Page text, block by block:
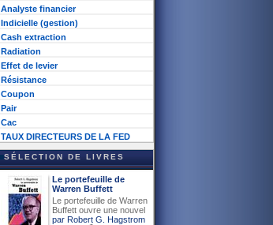
Analyste financier
Indicielle (gestion)
Cash extraction
Radiation
Effet de levier
Résistance
Coupon
Pair
Cac
TAUX DIRECTEURS DE LA FED
SÉLECTION DE LIVRES
Le portefeuille de
Warren Buffett
Le portefeuille de Warren
Buffett ouvre une nouvel
par Robert G. Hagstrom